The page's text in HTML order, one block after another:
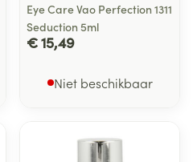
Eye Care Vao Perfection 1311
Seduction 5ml
€ 15,49
Niet beschikbaar